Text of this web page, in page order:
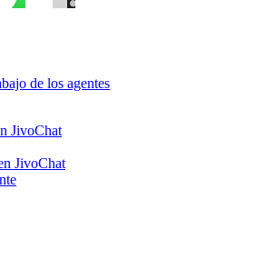
de los agentes
JivoChat
JivoChat